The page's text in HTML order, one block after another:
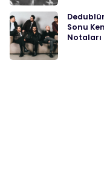
Sonu
Notaları